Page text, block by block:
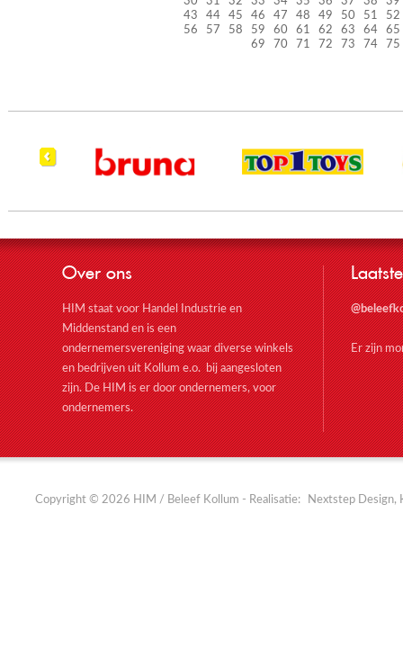
43
44 45 46 47 48 49 50 51
52
56
57 58 59 60 61 62 63 64
65
69
70 71 72 73 74 75
Over ons
HIM staat voor Handel Industrie en
Middenstand en is een
ondernemersvereniging waar diverse winkels
en bedrijven uit Kollum e.o. bij aangesloten
zijn. De HIM is er door ondernemers, voor
ondernemers.
Er zijn
Copyright © 2026 HIM / Beleef Kollum - Realisatie: Nextstep Design,